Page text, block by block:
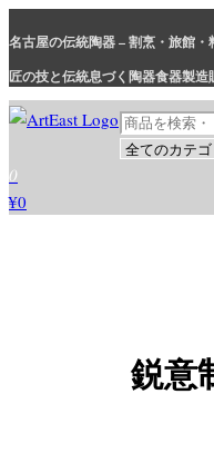
名古屋の伝統陶器 – 割烹・旅館
匠の技と伝統息づく陶器食器製造
和食器・洋食器通販｜割烹
業務用から個人用まで、お
とめ買いがお得です。
0
¥0
鋭意